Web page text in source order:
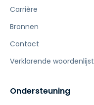
Carrière
Bronnen
Contact
Verklarende woordenlijst
Ondersteuning